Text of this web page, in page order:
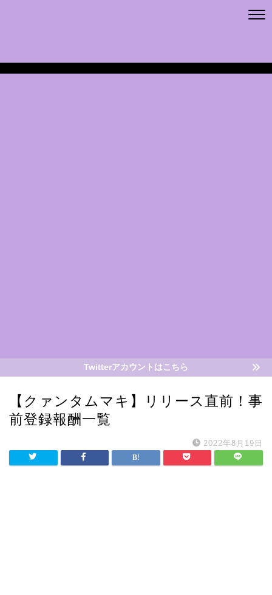
Twitterアカウントはこちら
【クァンタムマキ】リリース直前！事
前登録報酬一覧
2022年8月19日